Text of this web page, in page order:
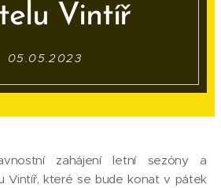
Vintíř
05.05.2023
zahájení letní sezóny a
Vintíř, které se bude konat v pátek